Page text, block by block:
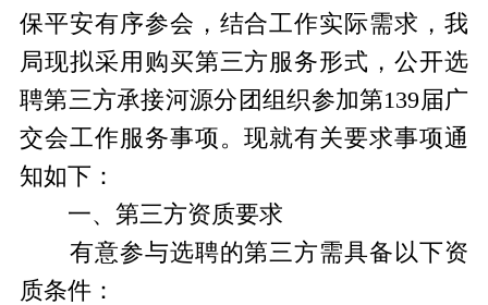
保平安有序参会，结合工作实际需求，我
局现拟采用购买第三方服务形式，公开选
聘第三方承接河源分团组织参加第139届广
交会工作服务事项。现就有关要求事项通
知如下：
一、第三方资质要求
有意参与选聘的第三方需具备以下资
质条件：